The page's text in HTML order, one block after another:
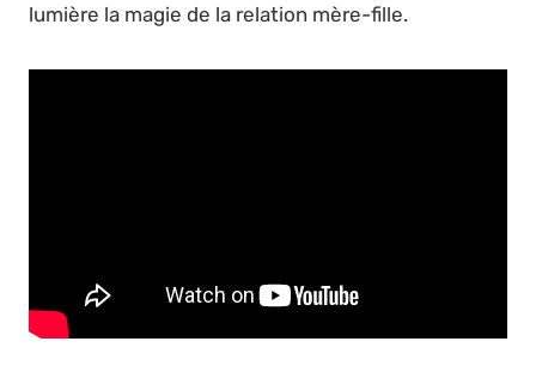
lumière la magie de la relation mère-fille.